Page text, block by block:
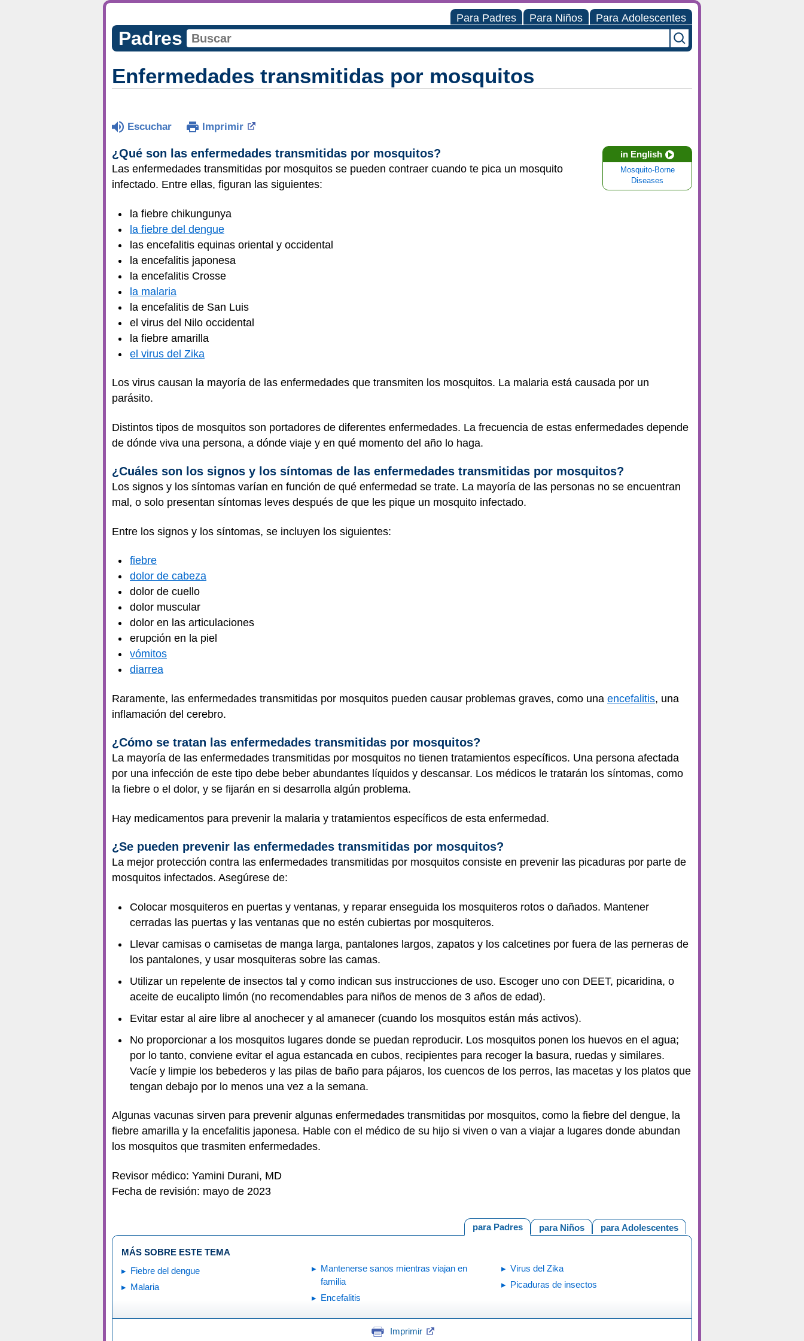
Para Padres Para Niños Para Adolescentes
Padres
Enfermedades transmitidas por mosquitos
Escuchar Imprimir
in English
Mosquito-Borne
Diseases
¿Qué son las enfermedades transmitidas por mosquitos?
Las enfermedades transmitidas por mosquitos se pueden contraer cuando te pica un mosquito
infectado. Entre ellas, figuran las siguientes:
la fiebre chikungunya
la fiebre del dengue
las encefalitis equinas oriental y occidental
la encefalitis japonesa
la encefalitis Crosse
la malaria
la encefalitis de San Luis
el virus del Nilo occidental
la fiebre amarilla
el virus del Zika
Los virus causan la mayoría de las enfermedades que transmiten los mosquitos. La malaria está causada por un
parásito.
Distintos tipos de mosquitos son portadores de diferentes enfermedades. La frecuencia de estas enfermedades depende
de dónde viva una persona, a dónde viaje y en qué momento del año lo haga.
¿Cuáles son los signos y los síntomas de las enfermedades transmitidas por mosquitos?
Los signos y los síntomas varían en función de qué enfermedad se trate. La mayoría de las personas no se encuentran
mal, o solo presentan síntomas leves después de que les pique un mosquito infectado.
Entre los signos y los síntomas, se incluyen los siguientes:
fiebre
dolor de cabeza
dolor de cuello
dolor muscular
dolor en las articulaciones
erupción en la piel
vómitos
diarrea
Raramente, las enfermedades transmitidas por mosquitos pueden causar problemas graves, como una encefalitis, una
inflamación del cerebro.
¿Cómo se tratan las enfermedades transmitidas por mosquitos?
La mayoría de las enfermedades transmitidas por mosquitos no tienen tratamientos específicos. Una persona afectada
por una infección de este tipo debe beber abundantes líquidos y descansar. Los médicos le tratarán los síntomas, como
la fiebre o el dolor, y se fijarán en si desarrolla algún problema.
Hay medicamentos para prevenir la malaria y tratamientos específicos de esta enfermedad.
¿Se pueden prevenir las enfermedades transmitidas por mosquitos?
La mejor protección contra las enfermedades transmitidas por mosquitos consiste en prevenir las picaduras por parte de
mosquitos infectados. Asegúrese de:
Colocar mosquiteros en puertas y ventanas, y reparar enseguida los mosquiteros rotos o dañados. Mantener
cerradas las puertas y las ventanas que no estén cubiertas por mosquiteros.
Llevar camisas o camisetas de manga larga, pantalones largos, zapatos y los calcetines por fuera de las perneras de
los pantalones, y usar mosquiteras sobre las camas.
Utilizar un repelente de insectos tal y como indican sus instrucciones de uso. Escoger uno con DEET, picaridina, o
aceite de eucalipto limón (no recomendables para niños de menos de 3 años de edad).
Evitar estar al aire libre al anochecer y al amanecer (cuando los mosquitos están más activos).
No proporcionar a los mosquitos lugares donde se puedan reproducir. Los mosquitos ponen los huevos en el agua;
por lo tanto, conviene evitar el agua estancada en cubos, recipientes para recoger la basura, ruedas y similares.
Vacíe y limpie los bebederos y las pilas de baño para pájaros, los cuencos de los perros, las macetas y los platos que
tengan debajo por lo menos una vez a la semana.
Algunas vacunas sirven para prevenir algunas enfermedades transmitidas por mosquitos, como la fiebre del dengue, la
fiebre amarilla y la encefalitis japonesa. Hable con el médico de su hijo si viven o van a viajar a lugares donde abundan
los mosquitos que trasmiten enfermedades.
Revisor médico: Yamini Durani, MD
Fecha de revisión: mayo de 2023
para Adolescentes
para Niños
para Padres
MÁS SOBRE ESTE TEMA
Fiebre del dengue
Malaria
Mantenerse sanos mientras viajan en
familia
Encefalitis
Virus del Zika
Picaduras de insectos
Imprimir